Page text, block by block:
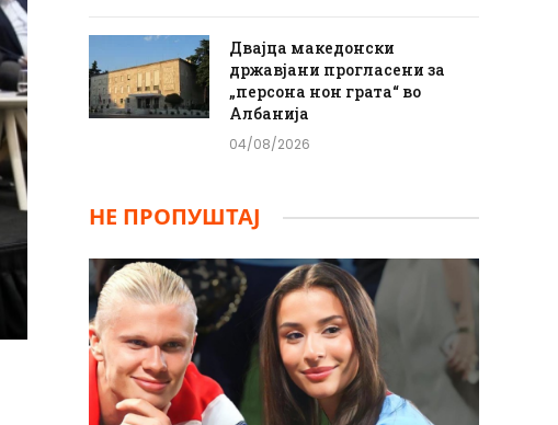
Двајца македонски
државјани прогласени за
„персона нон грата“ во
Албанија
04/08/2026
НЕ ПРОПУШТАЈ